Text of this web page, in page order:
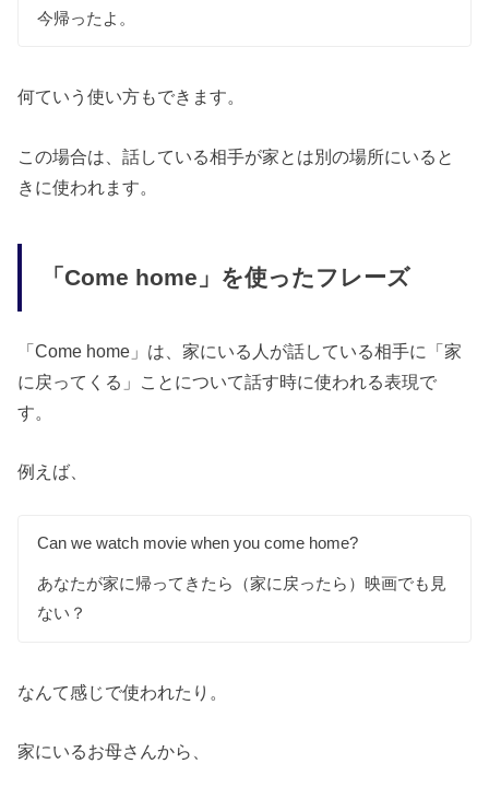
今帰ったよ。
何ていう使い方もできます。
この場合は、話している相手が家とは別の場所にいると
きに使われます。
「Come home」を使ったフレーズ
「Come home」は、家にいる人が話している相手に「家
に戻ってくる」ことについて話す時に使われる表現で
す。
例えば、
Can we watch movie when you come home?
あなたが家に帰ってきたら（家に戻ったら）映画でも見
ない？
なんて感じで使われたり。
家にいるお母さんから、